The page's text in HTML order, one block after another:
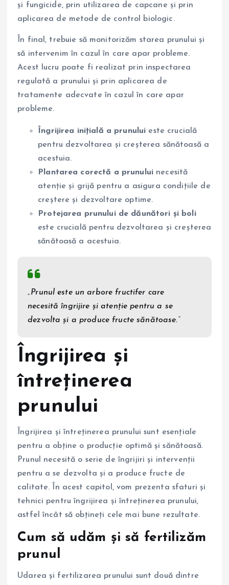
și fungicide, prin utilizarea de capcane și prin
aplicarea de metode de control biologic.
În final, trebuie să monitorizăm starea prunului și
să intervenim în cazul în care apar probleme.
Acest lucru poate fi realizat prin inspectarea
regulată a prunului și prin aplicarea de
tratamente adecvate în cazul în care apar
probleme.
Îngrijirea inițială a prunului este crucială
pentru dezvoltarea și creșterea sănătoasă a
acestuia.
Plantarea corectă a prunului necesită
atenție și grijă pentru a asigura condițiile de
creștere și dezvoltare optime.
Protejarea prunului de dăunători și boli
este crucială pentru dezvoltarea și creșterea
sănătoasă a acestuia.
„Prunul este un arbore fructifer care
necesită îngrijire și atenție pentru a se
dezvolta și a produce fructe sănătoase.”
Îngrijirea și
întreținerea
prunului
Îngrijirea și întreținerea prunului sunt esențiale
pentru a obține o producție optimă și sănătoasă.
Prunul necesită o serie de îngrijiri și intervenții
pentru a se dezvolta și a produce fructe de
calitate. În acest capitol, vom prezenta sfaturi și
tehnici pentru îngrijirea și întreținerea prunului,
astfel încât să obțineți cele mai bune rezultate.
Cum să udăm și să fertilizăm
prunul
Udarea și fertilizarea prunului sunt două dintre